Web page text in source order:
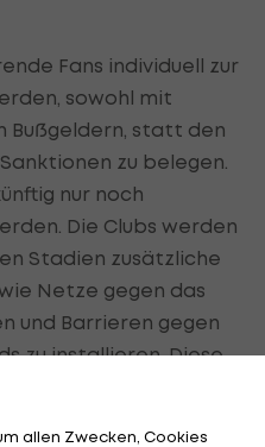
Fans individuell zur
sowohl mit
Bußgeldern, statt den
zu belegen.
nur noch
Die Clubs werden
Stadien zusätzliche
Netze gegen das
und Barrieren gegen
zu installieren. Diese
einer Partie zur
allen Zwecken, Cookies